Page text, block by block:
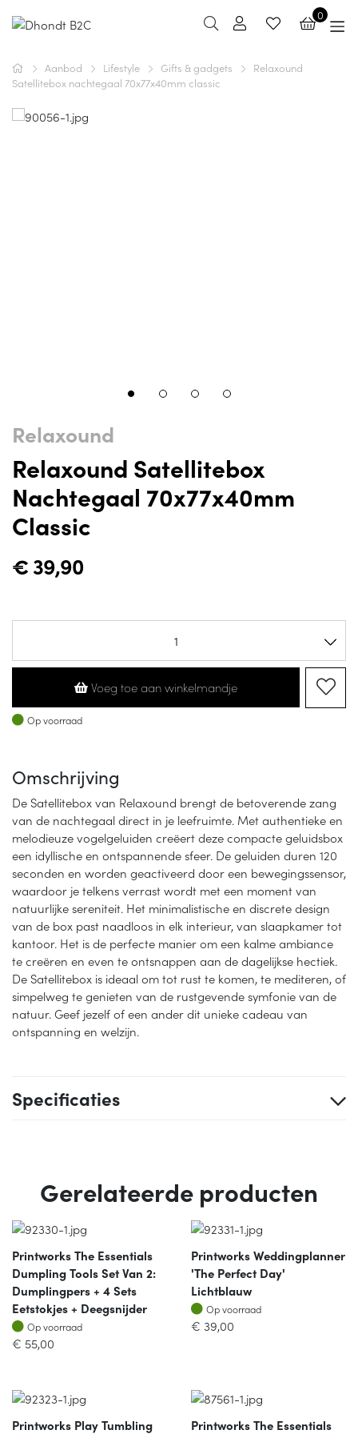
0
Aanbod Lifestyle Gifts & gadgets
Relaxound
Satellitebox nachtegaal 70x77x40mm classic
Relaxound
Relaxound Satellitebox
Nachtegaal 70x77x40mm
Classic
€39,90
Voeg toe aan winkelmandje
Op voorraad
Op voorraad
Omschrijving
De Satellitebox van Relaxound brengt de betoverende zang
van de nachtegaal direct in je leefruimte. Met authentieke en
melodieuze vogelgeluiden creëert deze compacte geluidsbox
een idyllische en ontspannende sfeer. De geluiden duren 120
seconden en worden geactiveerd door een bewegingssensor,
waardoor je telkens verrast wordt met een moment van
natuurlijke sereniteit. Het minimalistische en discrete design
van de box past naadloos in elk interieur, van slaapkamer tot
kantoor. Het is de perfecte manier om een kalme ambiance
te creëren en even te ontsnappen aan de dagelijkse hectiek.
De Satellitebox is ideaal om tot rust te komen, te mediteren, of
simpelweg te genieten van de rustgevende symfonie van de
natuur. Geef jezelf of een ander dit unieke cadeau van
ontspanning en welzijn.
Specificaties
Gerelateerde producten
Printworks The Essentials
Dumpling Tools Set Van 2:
Dumplingpers + 4 Sets
Eetstokjes + Deegsnijder
Op voorraad
Op voorraad
€ 55,00
Printworks Weddingplanner
'The Perfect Day'
Lichtblauw
Op voorraad
Op voorraad
€ 39,00
Printworks Play Tumbling Printworks The Essentials